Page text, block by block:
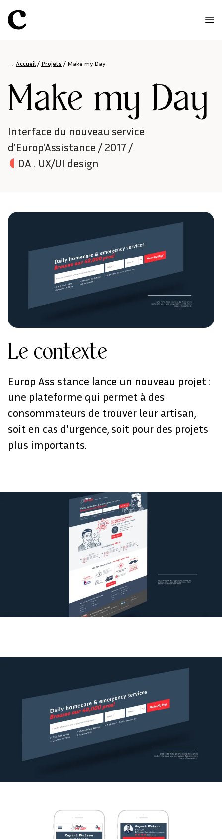
→ Accueil / Projets / Make my Day
Make my Day
Interface du nouveau service
d'Europ'Assistance / 2017 /
DA . UX/UI design
Le contexte
Europ Assistance lance un nouveau projet :
une plateforme qui permet à des
consommateurs de trouver leur artisan,
soit en cas d’urgence, soit pour des projets
plus importants.